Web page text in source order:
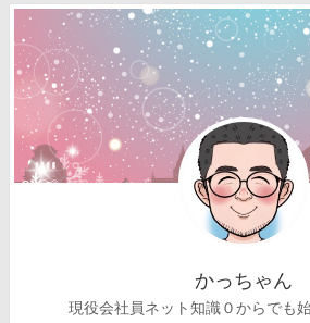
かっちゃん
現役会社員ネット知識０からでも